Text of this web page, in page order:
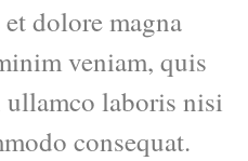
dolore magna
veniam, quis
laboris nisi
consequat.